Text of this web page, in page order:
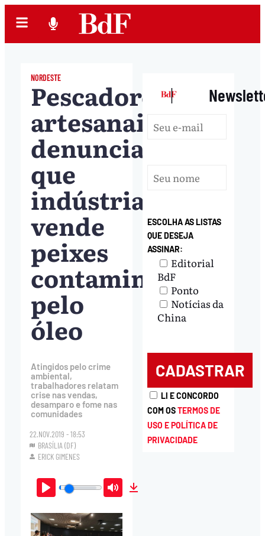
NORDESTE
Pescadores
artesanais
denunciam
que
indústria
vende
peixes
contaminados
pelo
óleo
Atingidos pelo crime
ambiental,
trabalhadores relatam
crise nas vendas,
desamparo e fome nas
comunidades
22.NOV.2019 - 18:53
BRASÍLIA (DF)
ERICK GIMENES
Play Mute
|
ESCOLHA AS LISTAS
QUE DESEJA
ASSINAR:
Editorial
BdF
Ponto
Notícias da
China
LI E CONCORDO
COM OSTERMOS DE
USO E POLÍTICA DE
PRIVACIDADE